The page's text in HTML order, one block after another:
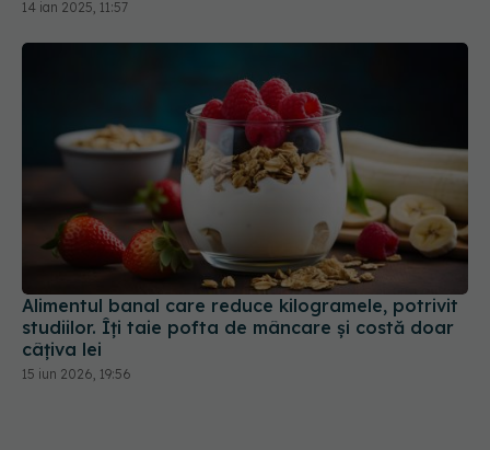
14 ian 2025, 11:57
Alimentul banal care reduce kilogramele, potrivit
studiilor. Îți taie pofta de mâncare și costă doar
câțiva lei
15 iun 2026, 19:56